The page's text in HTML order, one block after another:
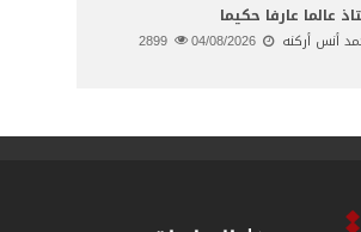
عالما عارفا حكيما
أنس أركنه 04/08/2026